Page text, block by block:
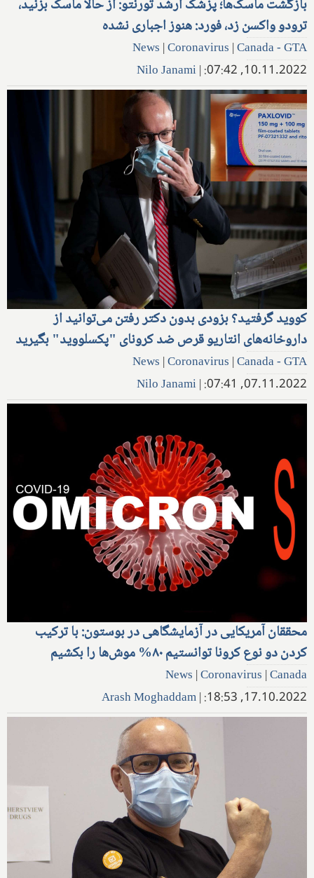
بازگشت ماسک‌ها؛ پزشک ارشد تورنتو: از حالا ماسک بزنید،
ترودو واکسن زد، فورد‌: هنوز اجباری نشده
News |Coronavirus |Canada - GTA
10.11.2022, 07:42:
|
Nilo Janami
کووید گرفتید؟ بزودی بدون دکتر رفتن می‌توانید از
داروخانه‌های انتاریو قرص ضد کرونای "پکسلووید" بگیرید
News |Coronavirus |Canada - GTA
07.11.2022, 07:41:
|
Nilo Janami
محققان آمریکایی در آزمایشگاهی در بوستون: با ترکیب
کردن دو نوع کرونا توانستیم ۸۰% موش‌ها را بکشیم
News |Coronavirus |Canada
17.10.2022, 18:53:
|
Arash Moghaddam